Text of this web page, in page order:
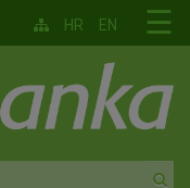
☰
HR EN